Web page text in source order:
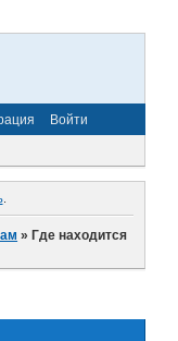
Войти
.
»Где находится